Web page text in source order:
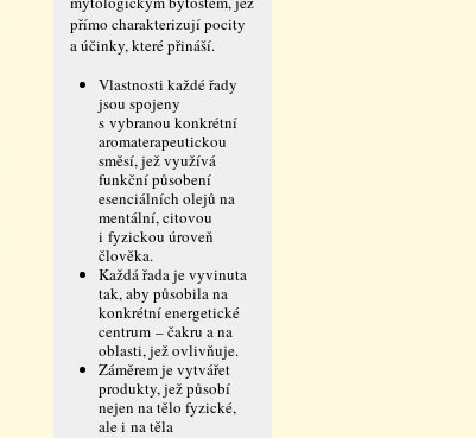
přímo charakterizují pocity
a účinky, které přináší.
Vlastnosti každé řady
jsou spojeny
s vybranou konkrétní
aromaterapeutickou
směsí, jež využívá
funkční působení
esenciálních olejů na
mentální, citovou
i fyzickou úroveň
člověka.
Každá řada je vyvinuta
tak, aby působila na
konkrétní energetické
centrum – čakru a na
oblasti, jež ovlivňuje.
Záměrem je vytvářet
produkty, jež působí
nejen na tělo fyzické,
ale i na těla